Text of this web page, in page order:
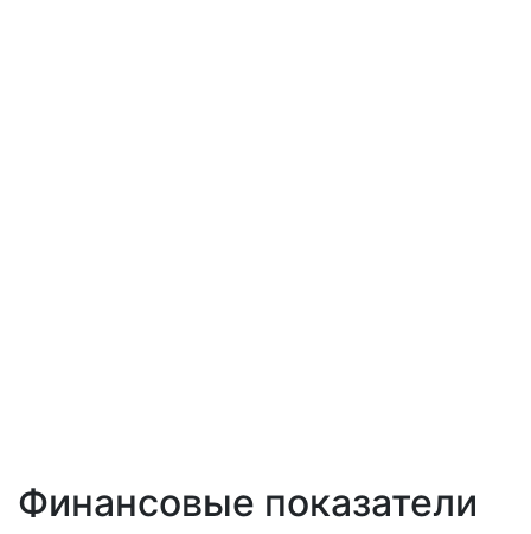
Финансовые показатели